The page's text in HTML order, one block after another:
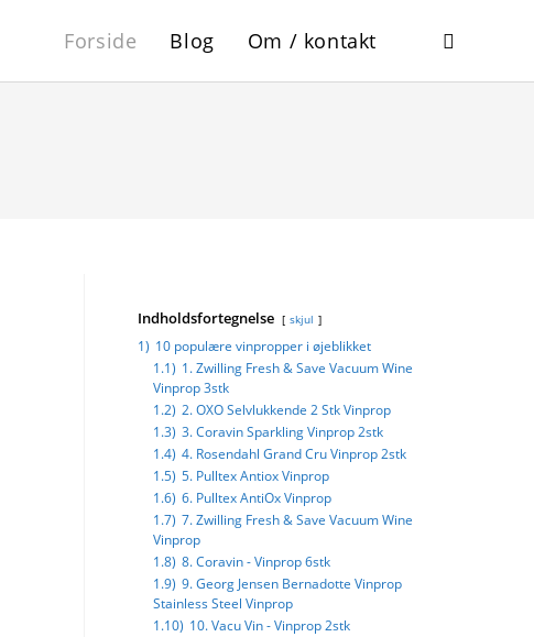
Forside Blog Om / kontakt
Indholdsfortegnelse skjul
1) 10 populære vinpropper i øjeblikket
1.1) 1. Zwilling Fresh & Save Vacuum Wine
Vinprop 3stk
1.2) 2. OXO Selvlukkende 2 Stk Vinprop
1.3) 3. Coravin Sparkling Vinprop 2stk
1.4) 4. Rosendahl Grand Cru Vinprop 2stk
1.5) 5. Pulltex Antiox Vinprop
1.6) 6. Pulltex AntiOx Vinprop
1.7) 7. Zwilling Fresh & Save Vacuum Wine
Vinprop
1.8) 8. Coravin - Vinprop 6stk
1.9) 9. Georg Jensen Bernadotte Vinprop
Stainless Steel Vinprop
1.10) 10. Vacu Vin - Vinprop 2stk